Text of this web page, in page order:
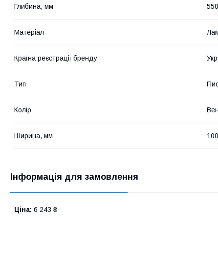
Глибина, мм 550
Матеріал
Країна реєстрації бренду
Тип
Колір
Ширина, мм
Інформація для замовлення
Ціна: 6 243 ₴